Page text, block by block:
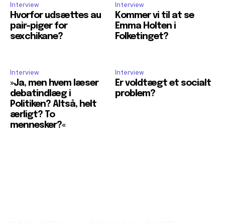
Interview
Hvorfor udsættes au
pair-piger for
sexchikane?
Interview
Kommer vi til at se
Emma Holten i
Folketinget?
Interview
»Ja, men hvem læser
debatindlæg i
Politiken? Altså, helt
ærligt? To
mennesker?«
Interview
Er voldtægt et socialt
problem?